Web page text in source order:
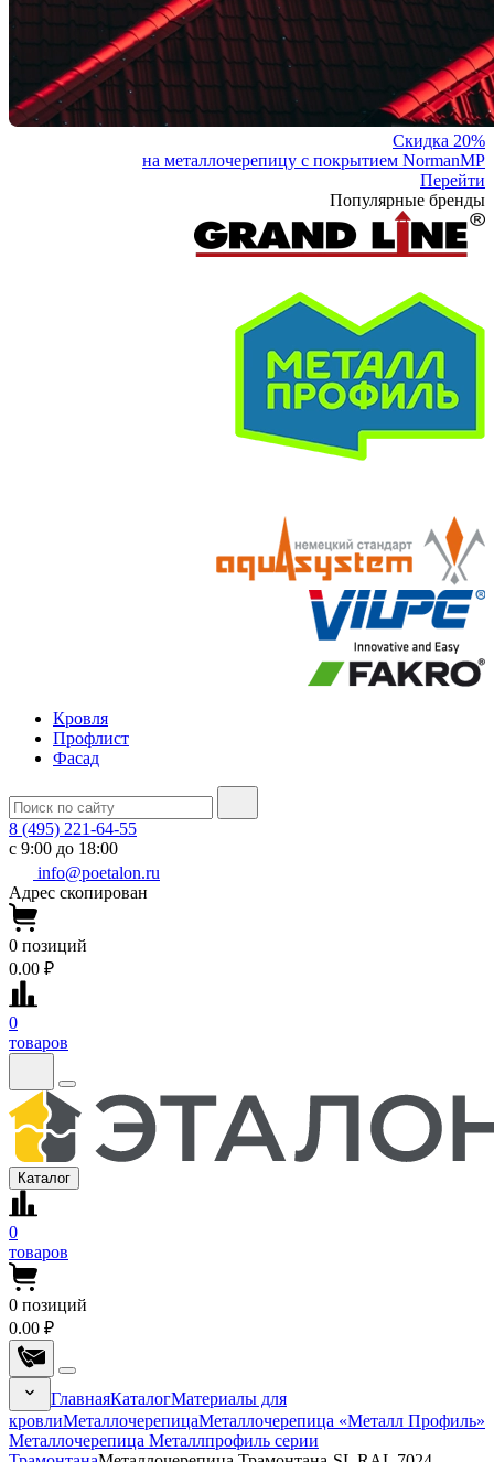
Скидка 20%
на металлочерепицу с покрытием NormanMP
Перейти
Популярные бренды
Кровля
Профлист
Фасад
8 (495) 221-64-55
с 9:00 до 18:00
info@poetalon.ru
Адрес скопирован
0 позиций
0.00 ₽
0
товаров
Каталог
0
товаров
0 позиций
0.00 ₽
ГлавнаяКаталогМатериалы для
кровлиМеталлочерепицаМеталлочерепица «Металл Профиль»
Металлочерепица Металлпрофиль серии